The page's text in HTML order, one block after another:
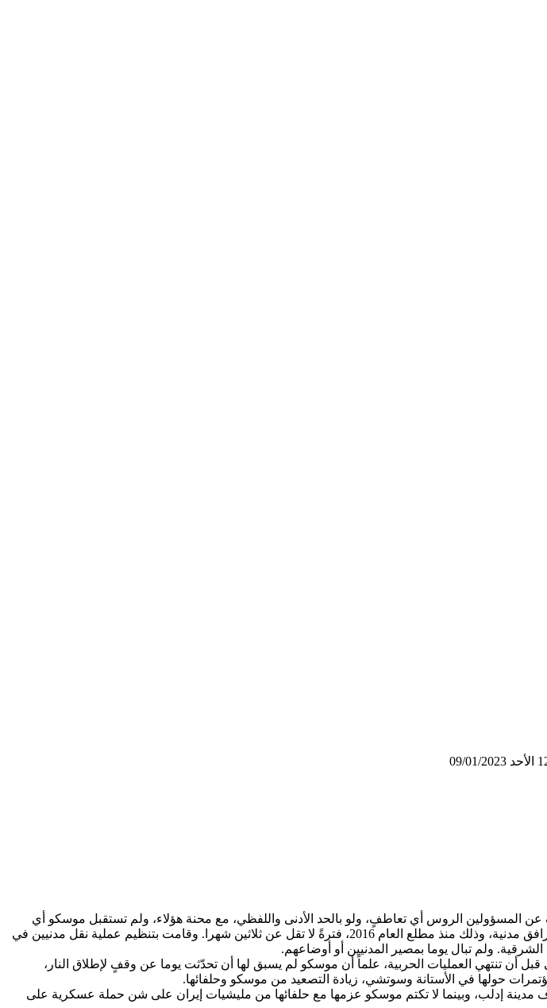
المسؤولين الروس أي تعاطفٍ، ولو بالحد الأدنى واللفظي، مع محنة هؤلاء، ولم تستقبل موسكو أي
لاجئ مقتلع من بلاده. وخلافا لذلك، فقد أسهمت في عملية تشريد هؤلاء بالقصف المتكرّر لمدنيين، أو مرافق مدنية، وذلك منذ مطلع العام 2016، فترةً لا تقل عن ثلاثين شهرا. وقامت بتنظيم عملية نقل مدنيين في
ولم تبال يوما بمصير المدنيين أو أوضاعهم.
أن تنتهي العمليات الحربية، علماً أن موسكو لم يسبق لها أن تحدّثت يوما عن وقفٍ لإطلاق النار،
حولها في الأستانة وسوتشي، زيادة التصعيد من موسكو وحلفائها.
مدينة إدلب، وبينما لا تكتم موسكو عزمها مع حلفائها من مليشيات إيران على شن حملة عسكرية على